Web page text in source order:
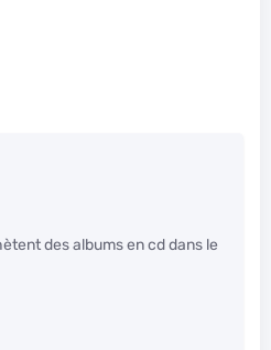
des albums en cd dans le